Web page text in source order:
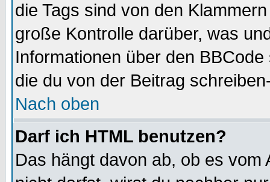
die Tags sind von den
große Kontrolle darüber, was
Informationen über den
die du von der Beitrag
Nach oben
Darf ich HTML benutzen?
Das hängt davon ab, ob es